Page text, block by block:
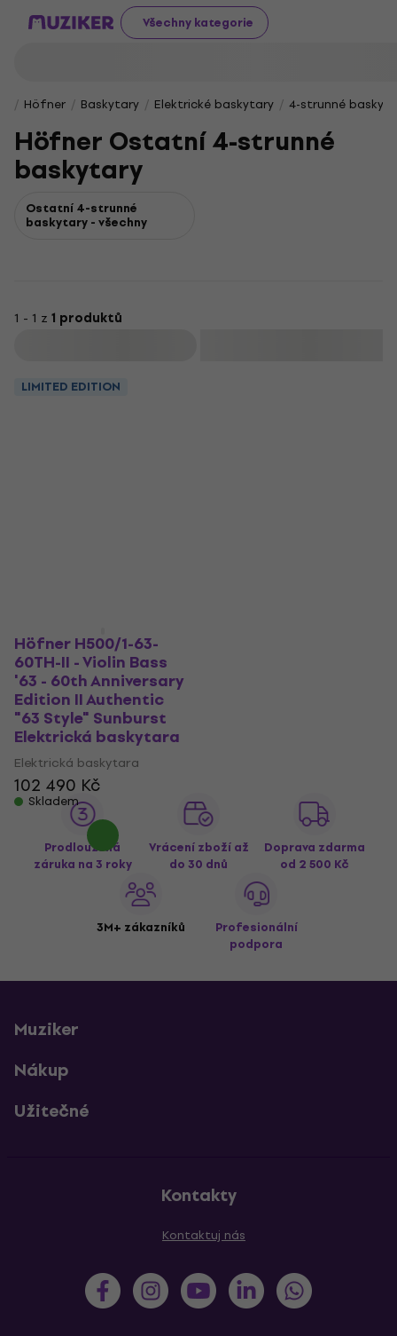
Všechny kategorie
Höfner Baskytary Elektrické baskytary 4-strunné
Höfner Ostatní 4-strunné
baskytary
Ostatní 4-strunné
baskytary - všechny
1 - 1 z 1 produktů
LIMITED EDITION
Höfner H500/1-63-
60TH-II - Violin Bass
'63 - 60th Anniversary
Edition II Authentic
"63 Style" Sunburst
Elektrická baskytara
Elektrická baskytara
102 490 Kč
Skladem
Prodloužená
záruka na 3 roky
Vrácení zboží až
do 30 dnů
Doprava zdarma
od 2 500 Kč
3M+ zákazníků
Profesionální
podpora
Muziker
Nákup
Užitečné
Kontakty
Kontaktuj nás